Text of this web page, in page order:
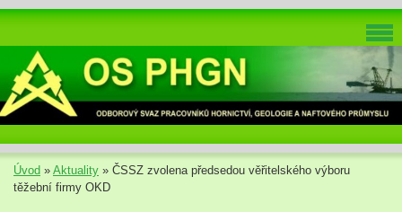
Úvod » Aktuality » ČSSZ zvolena předsedou věřitelského výboru
těžební firmy OKD